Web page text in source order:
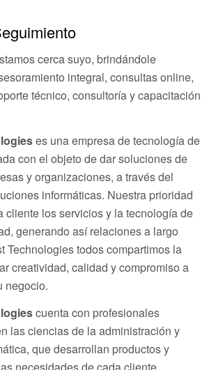
cerca suyo, brindándole
integral, consultas online,
técnico, consultoría y capacitación
es una empresa de tecnología de
con el objeto de dar soluciones de
y organizaciones, a través del
informáticas. Nuestra prioridad
cliente los servicios y la tecnología de
generando así relaciones a largo
Technologies todos compartimos la
creatividad, calidad y compromiso a
negocio.
cuenta con profesionales
las ciencias de la administración y
que desarrollan productos y